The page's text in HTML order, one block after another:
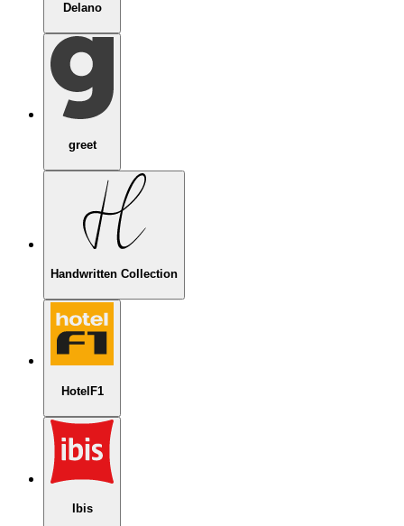
Delano
greet
Handwritten Collection
HotelF1
Ibis